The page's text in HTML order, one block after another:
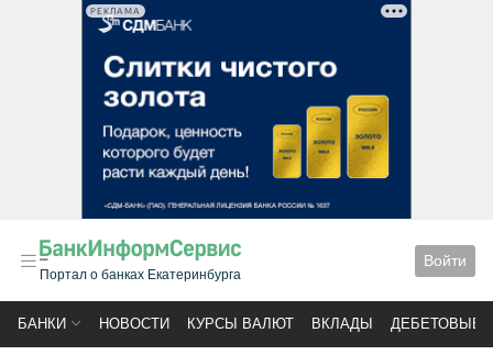
РЕКЛАМА
Портал о банках Екатеринбурга
Войти
БАНКИ НОВОСТИ КУРСЫ ВАЛЮТ ВКЛАДЫ ДЕБЕТОВЫЕ